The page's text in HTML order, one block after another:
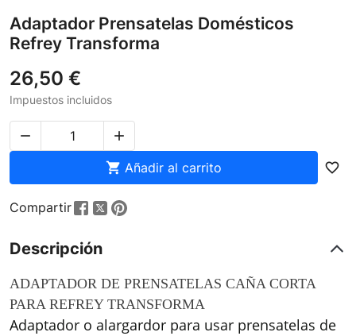
Adaptador Prensatelas Domésticos
Refrey Transforma
26,50 €
Impuestos incluidos


 Añadir al carrito favorite_border
Compartir
Descripción
ADAPTADOR DE PRENSATELAS CAÑA CORTA
PARA REFREY TRANSFORMA
Adaptador o alargardor para usar prensatelas de